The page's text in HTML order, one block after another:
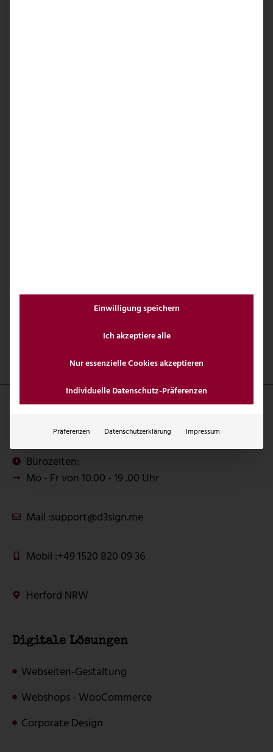
Bürozeiten:
Mo - Fr von 10.00 - 19 .00 Uhr
Mail :support@d3sign.me
Mobil :+49 1520 820 09 36
Herford NRW
Digitale Lösungen
Webseiten-Gestaltung
Webshops - WooCommerce
Corporate Design
Einwilligung speichern
Ich akzeptiere alle
Nur essenzielle Cookies akzeptieren
Individuelle Datenschutz-Präferenzen
Präferenzen Datenschutzerklärung Impressum